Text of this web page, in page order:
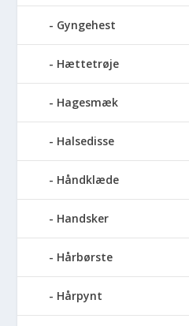
Gyngehest
Hættetrøje
Hagesmæk
Halsedisse
Håndklæde
Handsker
Hårbørste
Hårpynt